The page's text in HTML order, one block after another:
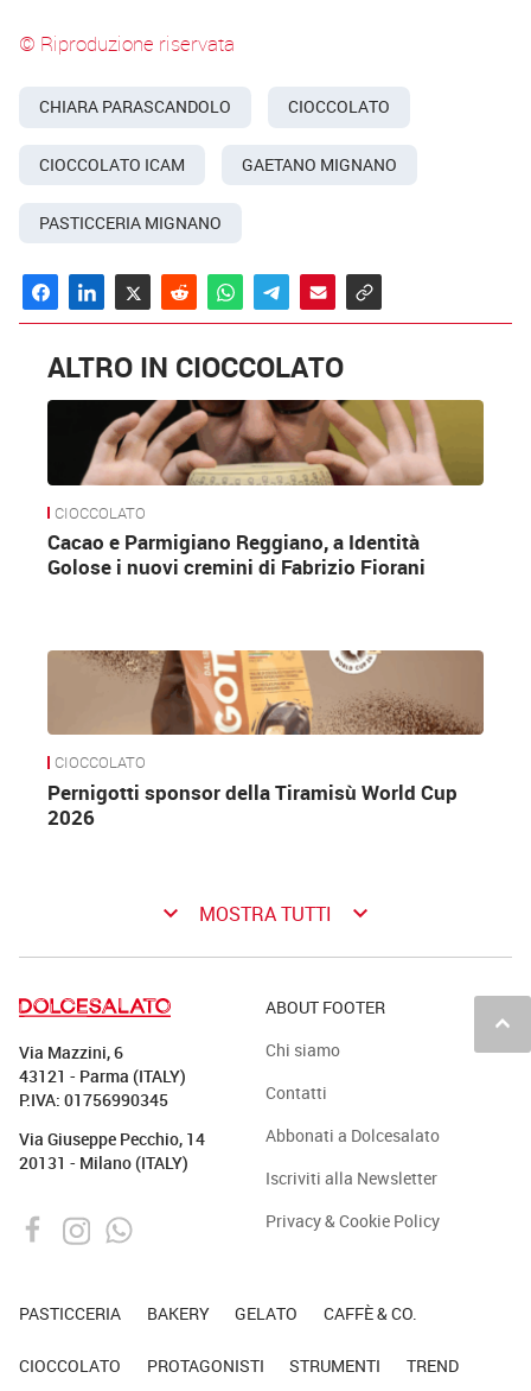
© Riproduzione riservata
CHIARA PARASCANDOLO CIOCCOLATO
CIOCCOLATO ICAM GAETANO MIGNANO
PASTICCERIA MIGNANO
ALTRO IN CIOCCOLATO
CIOCCOLATO
Cacao e Parmigiano Reggiano, a Identità
Golose i nuovi cremini di Fabrizio Fiorani
CIOCCOLATO
Pernigotti sponsor della Tiramisù World Cup
2026
keyboard_arrow_down MOSTRA TUTTI keyboard_arrow_down
keyboard_arrow_up
Via Mazzini, 6
43121 - Parma (ITALY)
P.IVA: 01756990345
Via Giuseppe Pecchio, 14
20131 - Milano (ITALY)
ABOUT FOOTER
Chi siamo
Contatti
Abbonati a Dolcesalato
Iscriviti alla Newsletter
Privacy & Cookie Policy
PASTICCERIA BAKERY GELATO CAFFÈ & CO.
CIOCCOLATO PROTAGONISTI STRUMENTI TREND